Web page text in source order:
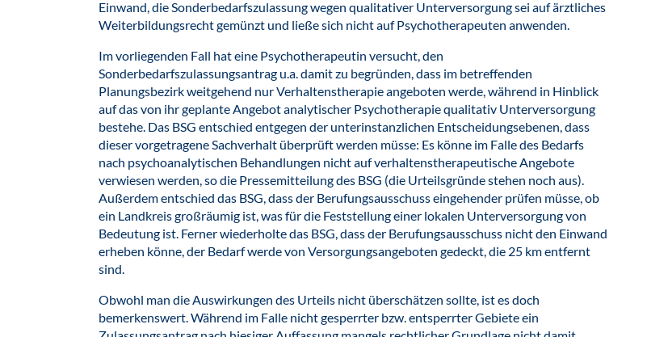
Einwand, die Sonderbedarfszulassung wegen qualitativer Unterversorgung sei auf ärztliches
Weiterbildungsrecht gemünzt und ließe sich nicht auf Psychotherapeuten anwenden.
Im vorliegenden Fall hat eine Psychotherapeutin versucht, den
Sonderbedarfszulassungsantrag u.a. damit zu begründen, dass im betreffenden
Planungsbezirk weitgehend nur Verhaltenstherapie angeboten werde, während in Hinblick
auf das von ihr geplante Angebot analytischer Psychotherapie qualitativ Unterversorgung
bestehe. Das BSG entschied entgegen der unterinstanzlichen Entscheidungsebenen, dass
dieser vorgetragene Sachverhalt überprüft werden müsse: Es könne im Falle des Bedarfs
nach psychoanalytischen Behandlungen nicht auf verhaltenstherapeutische Angebote
verwiesen werden, so die Pressemitteilung des BSG (die Urteilsgründe stehen noch aus).
Außerdem entschied das BSG, dass der Berufungsausschuss eingehender prüfen müsse, ob
ein Landkreis großräumig ist, was für die Feststellung einer lokalen Unterversorgung von
Bedeutung ist. Ferner wiederholte das BSG, dass der Berufungsausschuss nicht den Einwand
erheben könne, der Bedarf werde von Versorgungsangeboten gedeckt, die 25 km entfernt
sind.
Obwohl man die Auswirkungen des Urteils nicht überschätzen sollte, ist es doch
bemerkenswert. Während im Falle nicht gesperrter bzw. entsperrter Gebiete ein